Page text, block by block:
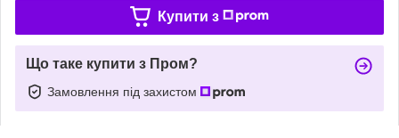
Купити з
Що таке купити з Пром?
Замовлення під захистом